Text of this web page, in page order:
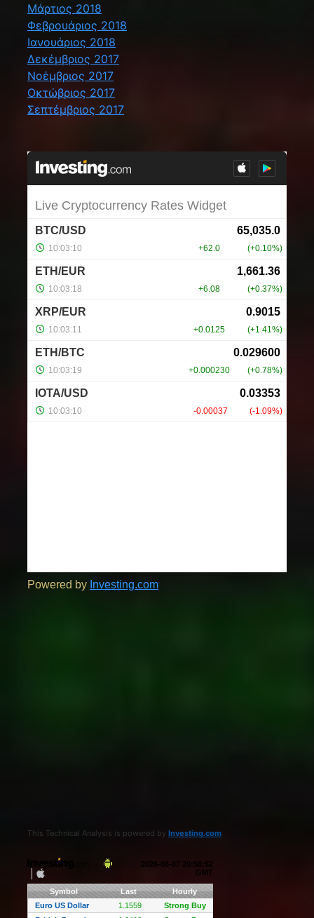
Μάρτιος 2018
Φεβρουάριος 2018
Ιανουάριος 2018
Δεκέμβριος 2017
Νοέμβριος 2017
Οκτώβριος 2017
Σεπτέμβριος 2017
Powered by Investing.com
This Technical Analysis is powered by Investing.com